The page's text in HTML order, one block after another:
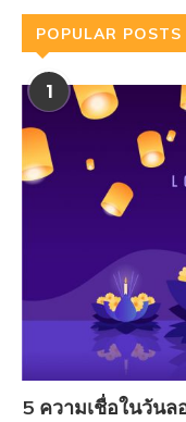
POPULAR POSTS
1
5 ความเชื่อในวันล